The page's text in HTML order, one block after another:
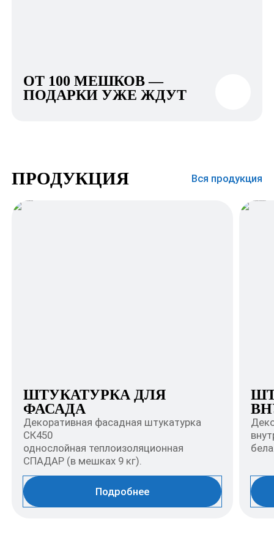
ОТ 100 МЕШКОВ —
ПОДАРКИ УЖЕ ЖДУТ
ПРОДУКЦИЯ Вся продукция
ШТУКАТУРКА ДЛЯ
ФАСАДА
Декоративная фасадная штукатурка
СК450
однослойная теплоизоляционная
СПАДАР (в мешках 9 кг).
Подробнее